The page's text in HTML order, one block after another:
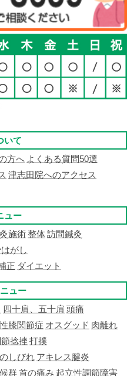
いて
方へ よくある質問50選
津志田院へのアクセス
ュー
施術整体訪問鍼灸
がし
正 ダイエット
ュー
四十肩、五十肩 頭痛
膝関節症 オスグッド 肉離れ
節捻挫打撲
しびれ アキレス腱炎
群首の痛み 起立性調節障害